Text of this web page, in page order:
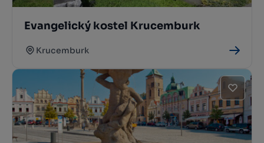
Evangelický kostel Krucemburk
Krucemburk